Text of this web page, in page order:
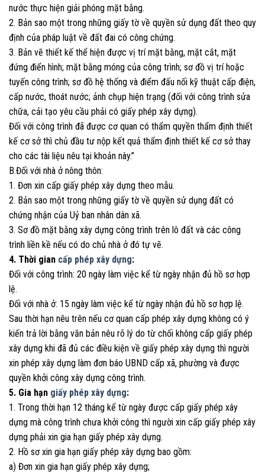
nước thực hiện giải phóng mặt bằng.
2. Bản sao một trong những giấy tờ về quyền sử dụng đất theo quy
định của pháp luật về đất đai có công chứng.
3. Bản vẽ thiết kế thể hiện được vị trí mặt bằng, mặt cắt, mặt
đứng điển hình; mặt bằng móng của công trình; sơ đồ vị trí hoặc
tuyến công trình; sơ đồ hệ thống và điểm đấu nối kỹ thuật cấp điện,
cấp nước, thoát nước; ảnh chụp hiện trạng (đối với công trình sửa
chữa, cải tạo yêu cầu phải có giấy phép xây dựng).
Đối với công trình đã được cơ quan có thẩm quyền thẩm định thiết
kế cơ sở thì chủ đầu tư nộp kết quả thẩm định thiết kế cơ sở thay
cho các tài liệu nêu tại khoản này.”
B.Đối với nhà ở nông thôn:
1. Đơn xin cấp giấy phép xây dựng theo mẫu.
2. Bản sao một trong những giấy tờ về quyền sử dụng đất có
chứng nhận của Uỷ ban nhân dân xã.
3. Sơ đồ mặt bằng xây dựng công trình trên lô đất và các công
trình liền kề nếu có do chủ nhà ở đó tự vẽ.
4. Thời gian cấp phép xây dựng:
Đối với công trình: 20 ngày làm việc kể từ ngày nhận đủ hồ sơ hợp
lệ.
Đối với nhà ở: 15 ngày làm việc kể từ ngày nhận đủ hồ sơ hợp lệ.
Sau thời hạn nêu trên nếu cơ quan cấp phép xây dựng không có ý
kiến trả lời bằng văn bản nêu rõ lý do từ chối không cấp giấy phép
xây dựng khi đã đủ các điều kiện về giấy phép xây dựng thì người
xin phép xây dựng làm đơn báo UBND cấp xã, phường và được
quyền khởi công xây dựng công trình.
5. Gia hạn giấy phép xây dựng:
1. Trong thời hạn 12 tháng kể từ ngày được cấp giấy phép xây
dựng mà công trình chưa khởi công thì người xin cấp giấy phép xây
dựng phải xin gia hạn giấy phép xây dựng.
2. Hồ sơ xin gia hạn giấy phép xây dựng bao gồm:
a) Đơn xin gia hạn giấy phép xây dựng;